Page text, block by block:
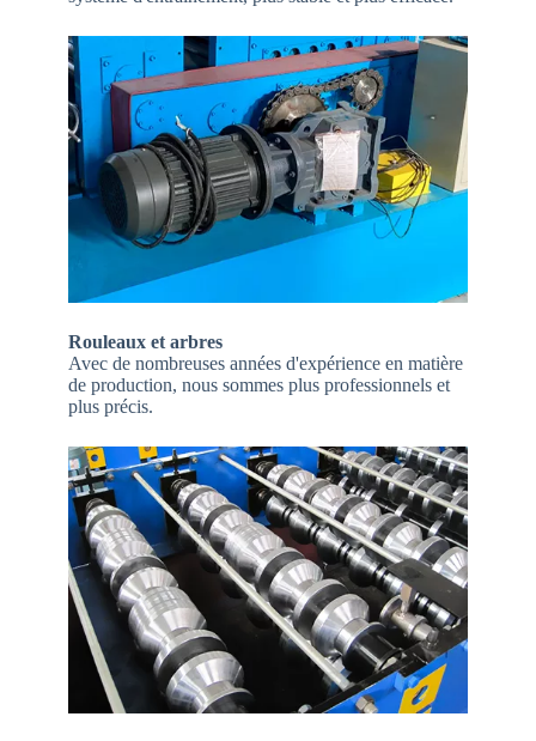
Rouleaux et arbres
Avec de nombreuses années d'expérience en matière
de production, nous sommes plus professionnels et
plus précis.